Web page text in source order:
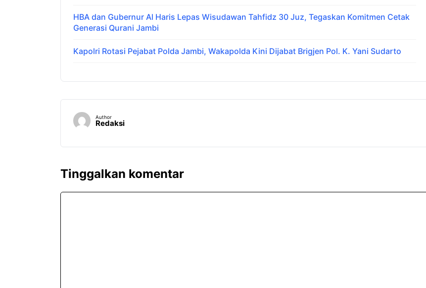
HBA dan Gubernur Al Haris Lepas Wisudawan Tahfidz 30 Juz, Tegaskan Komitmen Cetak
Generasi Qurani Jambi
Kapolri Rotasi Pejabat Polda Jambi, Wakapolda Kini Dijabat Brigjen Pol. K. Yani Sudarto
Author
Redaksi
Tinggalkan komentar